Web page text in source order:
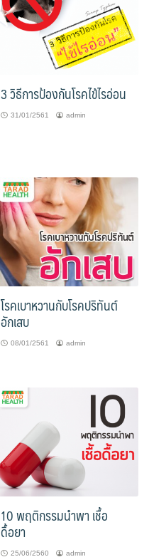
3 วิธีการป้องกันโรคไข้ไรอ่อน
31/01/2561 admin
โรคเบาหวานกับโรคปริทันต์
อักเสบ
08/01/2561 admin
10 พฤติกรรมนำพา เชื้อ
ดื้อยา
25/06/2560 admin